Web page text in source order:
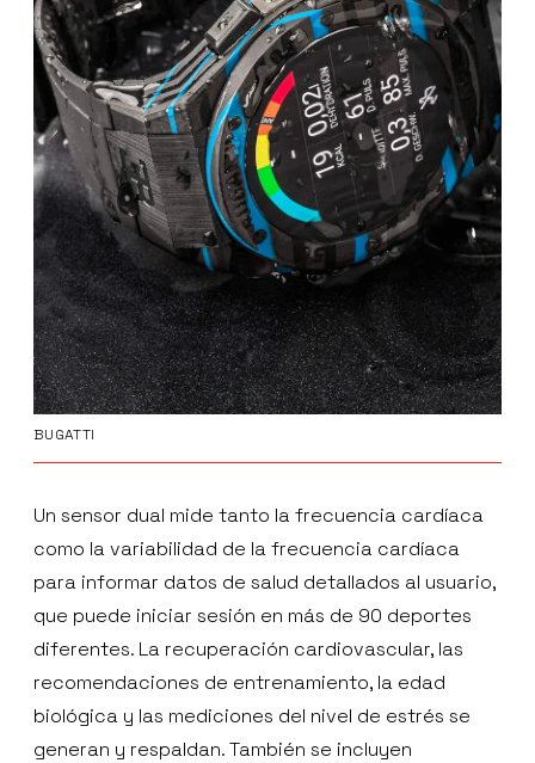
BUGATTI
Un sensor dual mide tanto la frecuencia cardíaca
como la variabilidad de la frecuencia cardíaca
para informar datos de salud detallados al usuario,
que puede iniciar sesión en más de 90 deportes
diferentes. La recuperación cardiovascular, las
recomendaciones de entrenamiento, la edad
biológica y las mediciones del nivel de estrés se
generan y respaldan. También se incluyen